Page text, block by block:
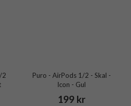
2
Puro - AirPods 1/2 - Skal -
Icon - Gul
199 kr